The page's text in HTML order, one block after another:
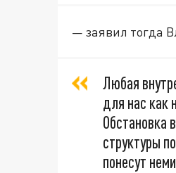
— заявил тогда
Любая
для нас как
Обстановка
структуры
понесут